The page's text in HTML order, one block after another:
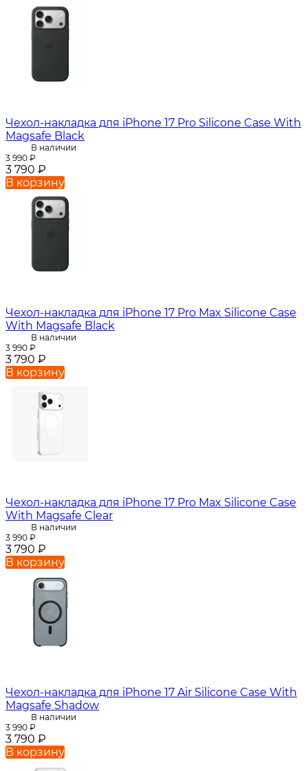
Чехол-накладка для iPhone 17 Pro Silicone Case With
Magsafe Black
В наличии
3 990 ₽
3 790 ₽
В корзину
Чехол-накладка для iPhone 17 Pro Max Silicone Case
With Magsafe Black
В наличии
3 990 ₽
3 790 ₽
В корзину
Чехол-накладка для iPhone 17 Pro Max Silicone Case
With Magsafe Clear
В наличии
3 990 ₽
3 790 ₽
В корзину
Чехол-накладка для iPhone 17 Air Silicone Case With
Magsafe Shadow
В наличии
3 990 ₽
3 790 ₽
В корзину